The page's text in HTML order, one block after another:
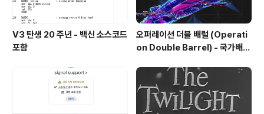
V3 탄생 20 주년 - 백신 소스코드
포함
오퍼레이션 더블 배럴 (Operati
on Double Barrel) - 국가배후